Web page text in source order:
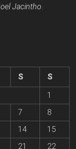
Jacintho.
S
S
1
7
8
14
15
21 22